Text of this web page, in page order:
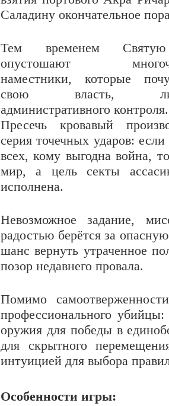
Саладину окончательное
Тем временем
опустошают
наместники, которые
свою власть,
административного контроля.
Пресечь кровавый
серия точечных ударов: если
всех, кому выгодна война,
мир, а цель секты
исполнена.
Невозможное задание,
радостью берётся за
шанс вернуть утраченное
позор недавнего провала.
Помимо
профессионального
оружия для победы в
для скрытного
интуицией для выбора
Особенности игры: